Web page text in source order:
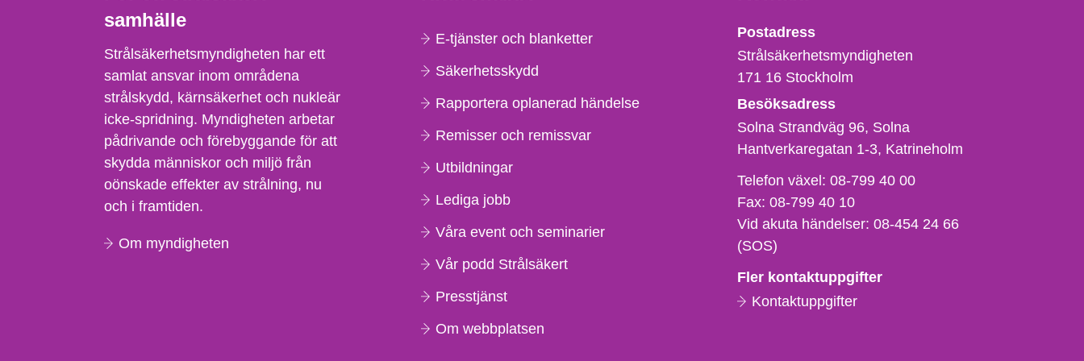
samhälle
Strålsäkerhetsmyndigheten har ett
samlat ansvar inom områdena
strålskydd, kärnsäkerhet och nukleär
icke-spridning. Myndigheten arbetar
pådrivande och förebyggande för att
skydda människor och miljö från
oönskade effekter av strålning, nu
och i framtiden.
Om myndigheten
E-tjänster och blanketter
Säkerhetsskydd
Rapportera oplanerad händelse
Remisser och remissvar
Utbildningar
Lediga jobb
Våra event och seminarier
Vår podd Strålsäkert
Presstjänst
Om webbplatsen
Strålsäkerhetsmyndigheten
Postadress
Strålsäkerhetsmyndigheten
171 16 Stockholm
Besöksadress
Solna Strandväg 96, Solna
Hantverkaregatan 1-3 Katrineholm
Telefon,
fax
och
e-
Telefon växel:08-799 40 00
Fax:08-799 40 10
Vid akuta händelser:08-454 24 66
(SOS)
Fler kontaktuppgifter
Kontaktuppgifter